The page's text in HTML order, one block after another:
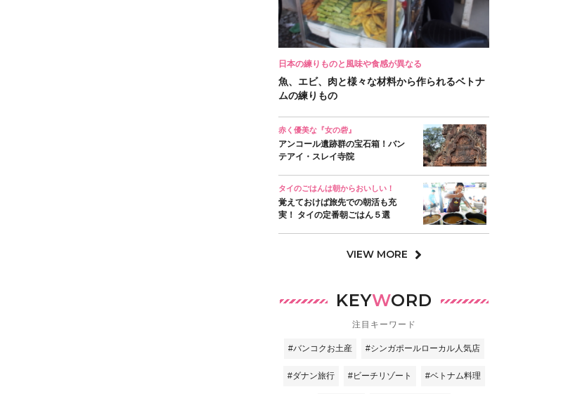
日本の練りものと風味や食感が異なる
魚、エビ、肉と様々な材料から作られるベトナ
ムの練りもの
赤く優美な『女の砦』
アンコール遺跡群の宝石箱！バン
テアイ・スレイ寺院
タイのごはんは朝からおいしい！
覚えておけば旅先での朝活も充
実！ タイの定番朝ごはん５選
VIEW MORE
KEYWORD
注目キーワード
#バンコクお土産 #シンガポールローカル人気店
#ダナン旅行 #ビーチリゾート #ベトナム料理